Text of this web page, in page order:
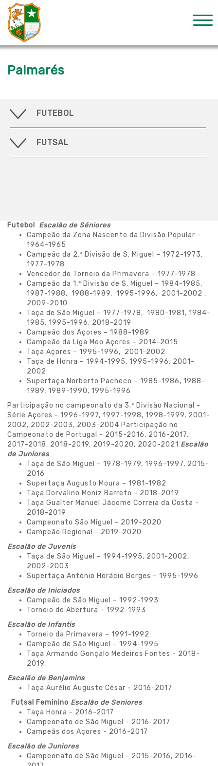
Palmarés
FUTEBOL
FUTSAL
Futebol
Escalão de Séniores
Campeão da Zona Nascente da Divisão Popular –
1964-1965
Campeão da 2.ª Divisão de S. Miguel – 1972-1973,
1977-1978
Vencedor do Torneio da Primavera – 1977-1978
Campeão da 1.ª Divisão de S. Miguel – 1984-1985,
1987-1988, 1988-1989, 1995-1996, 2001-2002 ,
2009-2010
Taça de São Miguel – 1977-1978, 1980-1981, 1984-
1985, 1995-1996, 2018-2019
Campeão dos Açores – 1988-1989
Campeão da Liga Meo Açores – 2014-2015
Taça Açores – 1995-1996, 2001-2002
Taça de Honra – 1994-1995, 1995-1996, 2001-
2002
Supertaça Norberto Pacheco – 1985-1986, 1988-
1989, 1989-1990, 1995-1996
Participação no campeonato da 3.ª Divisão Nacional -
Série Açores - 1996-1997, 1997-1998, 1998-1999, 2001-
2002, 2002-2003, 2003-2004 Participação no
Campeonato de Portugal - 2015-2016, 2016-2017,
2017-2018, 2018-2019, 2019-2020, 2020-2021 Escalão
de Juniores
Taça de São Miguel – 1978-1979, 1996-1997, 2015-
2016
Supertaça Augusto Moura – 1981-1982
Taça Dorvalino Moniz Barreto - 2018-2019
Taça Gualter Manuel Jácome Correia da Costa -
2018-2019
Campeonato São Miguel - 2019-2020
Campeão Regional - 2019-2020
Escalão de Juvenis
Taça de São Miguel – 1994-1995, 2001-2002,
2002-2003
Supertaça António Horácio Borges – 1995-1996
Escalão de Iniciados
Campeão de São Miguel – 1992-1993
Torneio de Abertura – 1992-1993
Escalão de Infantis
Torneio da Primavera – 1991-1992
Campeão de São Miguel – 1994-1995
Taça Armando Gonçalo Medeiros Fontes - 2018-
2019,
Escalão de Benjamins
Taça Aurélio Augusto César - 2016-2017
Futsal Feminino Escalão de Seniores
Taça Honra - 2016-2017
Campeonato de São Miguel - 2016-2017
Campeãs dos Açores - 2016-2017
Escalão de Juniores
Campeonato de São Miguel - 2015-2016, 2016-